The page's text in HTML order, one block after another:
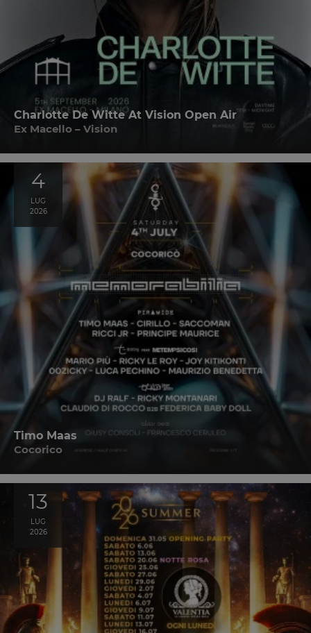
Charlotte De Witte At Vision Open Air
Ex Macello – Vision
4
LUG
2026
Timo Maas
Cocorico
13
LUG
2026